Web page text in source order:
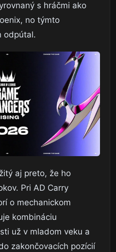
s hráčmi ako
no týmto
odpútal.
aj preto, že ho
Pri AD Carry
o mechanickom
kombináciu
už v mladom veku a
zakončovacích pozícií